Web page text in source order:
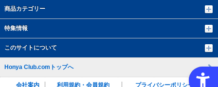
商品カテゴリー
特集情報
このサイトについて
Honya Club.comトップへ
会社案内 利用規約・会員規約 プライバシーポリシー